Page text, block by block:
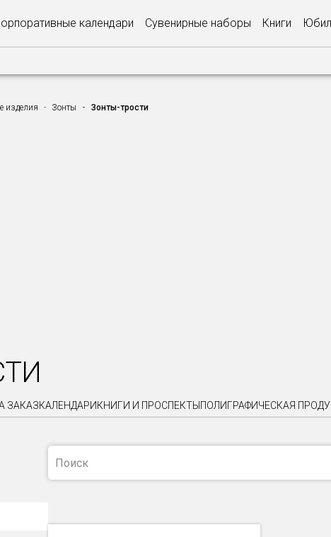
календари Сувенирные наборы Книги
изделия Зонты Зонты-трости
ЗАКАЗКАЛЕНДАРИКНИГИ И ПРОСПЕКТЫ ПОЛИГРАФИЧЕСКАЯ